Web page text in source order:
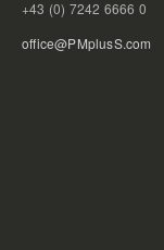
+43 (0) 7242 6666 0
office@PMplusS.com